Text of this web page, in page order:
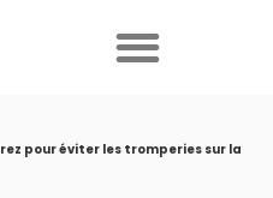
pour éviter les tromperies sur la